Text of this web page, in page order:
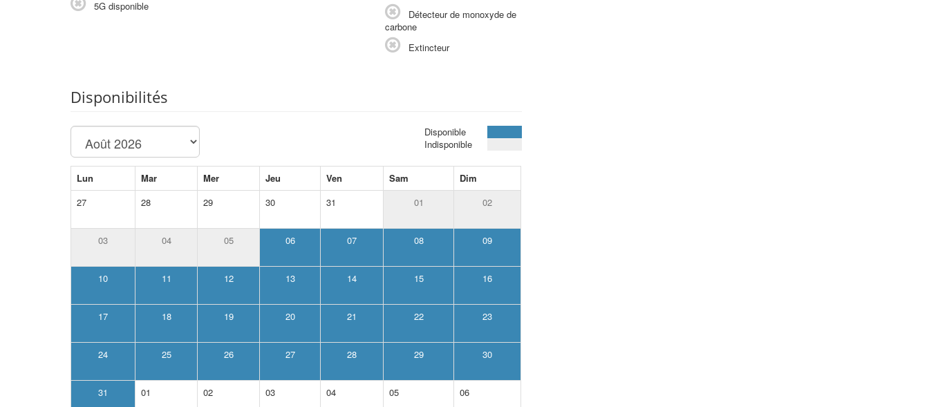
5G disponible
Détecteur de monoxyde de
carbone
Extincteur
Disponibilités
Disponible
Indisponible
Lun Mar Mer Jeu Ven Sam
Dim
27
28 29 30 31 01 02
03 04 05 06 07 08 09
10 11 12 13 14 15 16
17 18 19 20 21 22 23
24 25 26 27 28 29 30
31 01 02 03 04 05 06